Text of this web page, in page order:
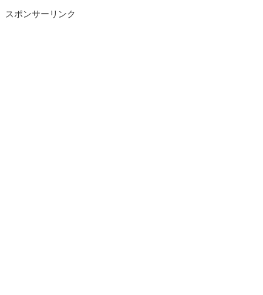
スポンサーリンク